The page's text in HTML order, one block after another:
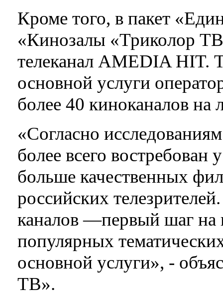
Кроме того, в пакет
«Кинозалы «Триколор
телеканал AMEDIA HIT.
основной услуги
более 40 киноканалов
«Согласно
более всего востребован
больше качественных
российских
каналов —первый шаг на
популярных
основной услуги», -
ТВ».